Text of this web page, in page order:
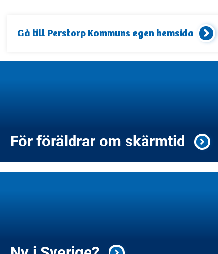
Gå tillPerstorp Kommuns egen hemsida
För föräldrar om skärmtid